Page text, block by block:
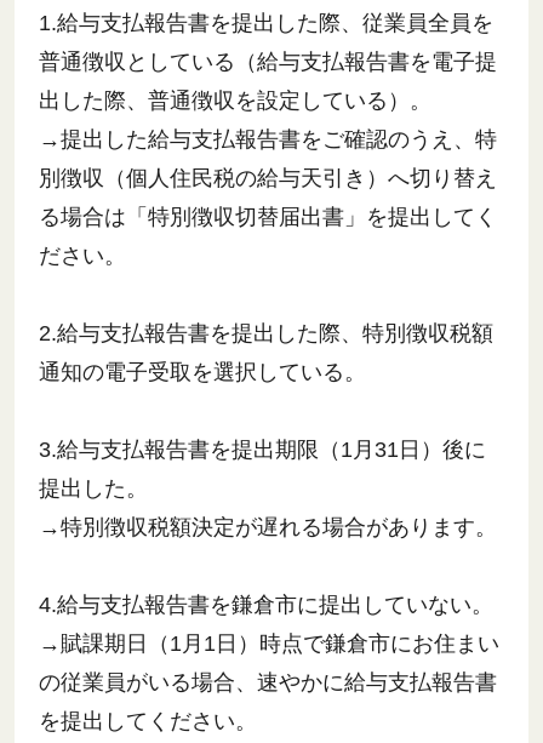
1.給与支払報告書を提出した際、従業員全員を
普通徴収としている（給与支払報告書を電子提
出した際、普通徴収を設定している）。
→提出した給与支払報告書をご確認のうえ、特
別徴収（個人住民税の給与天引き）へ切り替え
る場合は「特別徴収切替届出書」を提出してく
ださい。
2.給与支払報告書を提出した際、特別徴収税額
通知の電子受取を選択している。
3.給与支払報告書を提出期限（1月31日）後に
提出した。
→特別徴収税額決定が遅れる場合があります。
4.給与支払報告書を鎌倉市に提出していない。
→賦課期日（1月1日）時点で鎌倉市にお住まい
の従業員がいる場合、速やかに給与支払報告書
を提出してください。